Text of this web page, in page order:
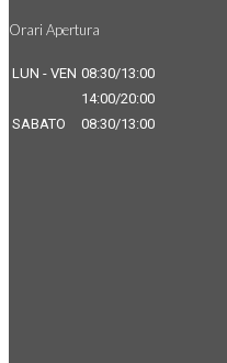
Orari Apertura
LUN - VEN 08:30/13:00
14:00/20:00
SABATO
08:30/13:00